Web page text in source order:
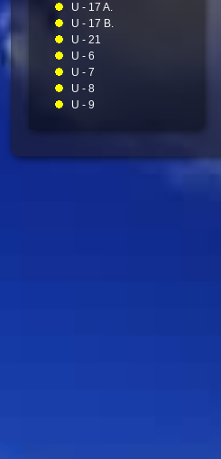
U - 17 A.
U - 17 B.
U - 21
U - 6
U - 7
U - 8
U - 9